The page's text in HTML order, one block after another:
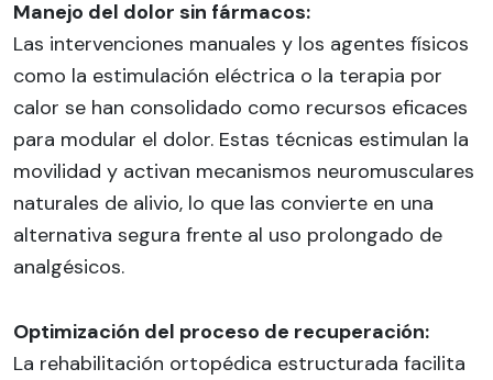
Manejo del dolor sin fármacos:
Las intervenciones manuales y los agentes físicos
como la estimulación eléctrica o la terapia por
calor se han consolidado como recursos eficaces
para modular el dolor. Estas técnicas estimulan la
movilidad y activan mecanismos neuromusculares
naturales de alivio, lo que las convierte en una
alternativa segura frente al uso prolongado de
analgésicos.
Optimización del proceso de recuperación:
La rehabilitación ortopédica estructurada facilita